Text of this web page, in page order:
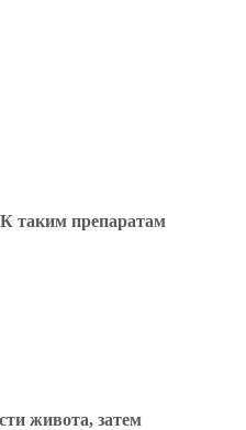
таким препаратам
живота, затем